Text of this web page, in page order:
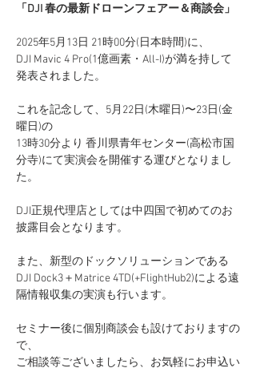
「DJI 春の最新ドローンフェアー＆商談会」
2025年5月13日 21時00分(日本時間)に、
DJI Mavic 4 Pro(1億画素・All-I)が満を持して
発表されました。
これを記念して、5月22日(木曜日)〜23日(金
曜日)の
13時30分より 香川県青年センター(高松市国
分寺)にて実演会を開催する運びとなりまし
た。
DJI正規代理店としては中四国で初めてのお
披露目会となります。
また、新型のドックソリューションである
DJI Dock3＋Matrice 4TD(+FlightHub2)による遠
隔情報収集の実演も行います。
セミナー後に個別商談会も設けておりますの
で、
ご相談等ございましたら、お気軽にお申込い